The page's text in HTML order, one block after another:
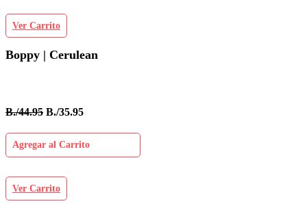
Ver Carrito
Boppy | Cerulean
B./44.95 B./35.95
Agregar al Carrito
Ver Carrito